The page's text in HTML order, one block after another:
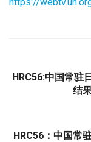
HRC56:中国常驻
结
HRC56：中国常